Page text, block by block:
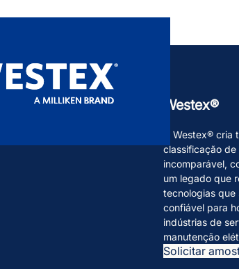
Westex®
A Westex®
classificação
incomparável,
um legado que
tecnologias que
confiável para
indústrias de
manutenção
Solicitar